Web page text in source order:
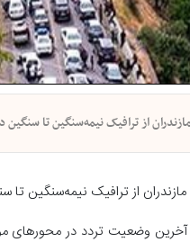
از ترافیک نیمه‌سنگین تا
از ترافیک نیمه‌سنگین
آخرین وضعیت تردد در